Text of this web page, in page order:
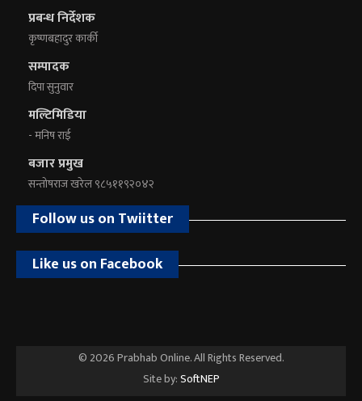
प्रबन्ध निर्देशक
कृष्णबहादुर कार्की
सम्पादक
दिपा सुनुवार
मल्टिमिडिया
- मनिष राई
बजार प्रमुख
सन्तोषराज खरेल ९८५११९२०४२
Follow us on Twiitter
Like us on Facebook
© 2026 Prabhab Online. All Rights Reserved.
Site by:SoftNEP